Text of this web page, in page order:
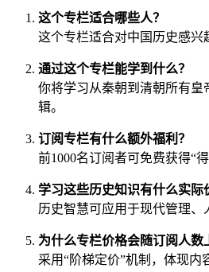
这个专栏适合哪些人？
这个专栏适合对中国历史感兴
通过这个专栏能学到什么？
你将学习从秦朝到清朝所有
辑。
订阅专栏有什么额外福利？
前1000名订阅者可免费获得“
学习这些历史知识有什么实际
历史智慧可应用于现代管理、
为什么专栏价格会随订阅人数
采用“阶梯定价”机制，体现内